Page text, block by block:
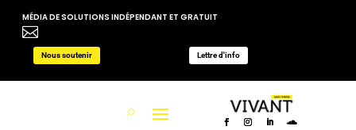
MÉDIA DE SOLUTIONS INDÉPENDANT ET GRATUIT

Nous soutenir Lettre d'info